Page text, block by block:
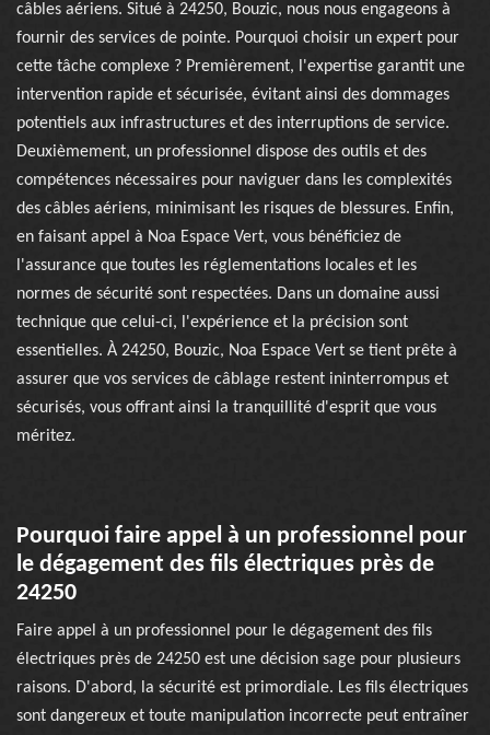
câbles aériens. Situé à 24250, Bouzic, nous nous engageons à
fournir des services de pointe. Pourquoi choisir un expert pour
cette tâche complexe ? Premièrement, l'expertise garantit une
intervention rapide et sécurisée, évitant ainsi des dommages
potentiels aux infrastructures et des interruptions de service.
Deuxièmement, un professionnel dispose des outils et des
compétences nécessaires pour naviguer dans les complexités
des câbles aériens, minimisant les risques de blessures. Enfin,
en faisant appel à Noa Espace Vert, vous bénéficiez de
l'assurance que toutes les réglementations locales et les
normes de sécurité sont respectées. Dans un domaine aussi
technique que celui-ci, l'expérience et la précision sont
essentielles. À 24250, Bouzic, Noa Espace Vert se tient prête à
assurer que vos services de câblage restent ininterrompus et
sécurisés, vous offrant ainsi la tranquillité d'esprit que vous
méritez.
Pourquoi faire appel à un professionnel pour
le dégagement des fils électriques près de
24250
Faire appel à un professionnel pour le dégagement des fils
électriques près de 24250 est une décision sage pour plusieurs
raisons. D'abord, la sécurité est primordiale. Les fils électriques
sont dangereux et toute manipulation incorrecte peut entraîner